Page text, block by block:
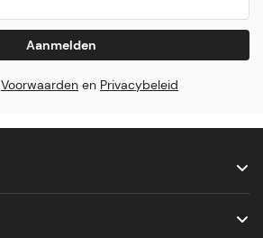
Aanmelden
Voorwaarden en Privacybeleid